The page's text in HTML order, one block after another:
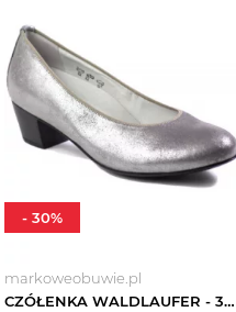
markoweobuwie.pl
CZÓŁENKA WALDLAUFER - 358501 166 088 Srebrny
- 30%